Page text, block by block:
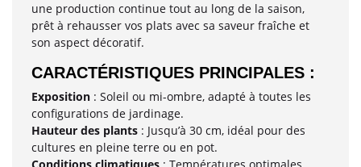
une production continue tout au long de la saison,
prêt à rehausser vos plats avec sa saveur fraîche et
son aspect décoratif.
CARACTÉRISTIQUES PRINCIPALES :
Exposition : Soleil ou mi-ombre, adapté à toutes les
configurations de jardinage.
Hauteur des plants : Jusqu’à 30 cm, idéal pour des
cultures en pleine terre ou en pot.